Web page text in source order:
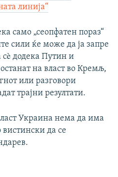
линија“
само „сеопфатен пораз“
сили ќе може да ја запре
сè додека Путин и
на власт во Кремљ,
или разговори
трајни резултати.
Украина нема да има
вистински да се